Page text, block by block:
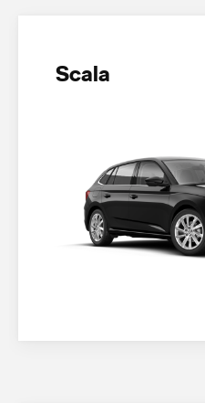
Scala